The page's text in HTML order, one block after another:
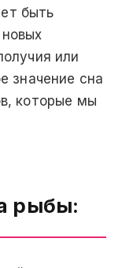
быть
или
значение сна
которые мы
рыбы: